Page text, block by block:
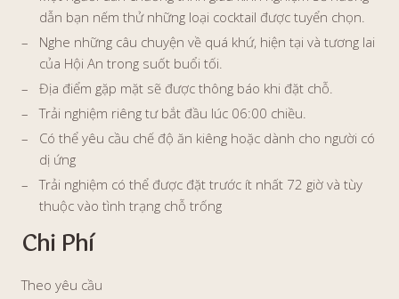
dẫn bạn nếm thử những loại cocktail được tuyển chọn.
Nghe những câu chuyện về quá khứ, hiện tại và tương lai
của Hội An trong suốt buổi tối.
Địa điểm gặp mặt sẽ được thông báo khi đặt chỗ.
Trải nghiệm riêng tư bắt đầu lúc 06:00 chiều.
Có thể yêu cầu chế độ ăn kiêng hoặc dành cho người có
dị ứng
Trải nghiệm có thể được đặt trước ít nhất 72 giờ và tùy
thuộc vào tình trạng chỗ trống
Chi Phí
Theo yêu cầu